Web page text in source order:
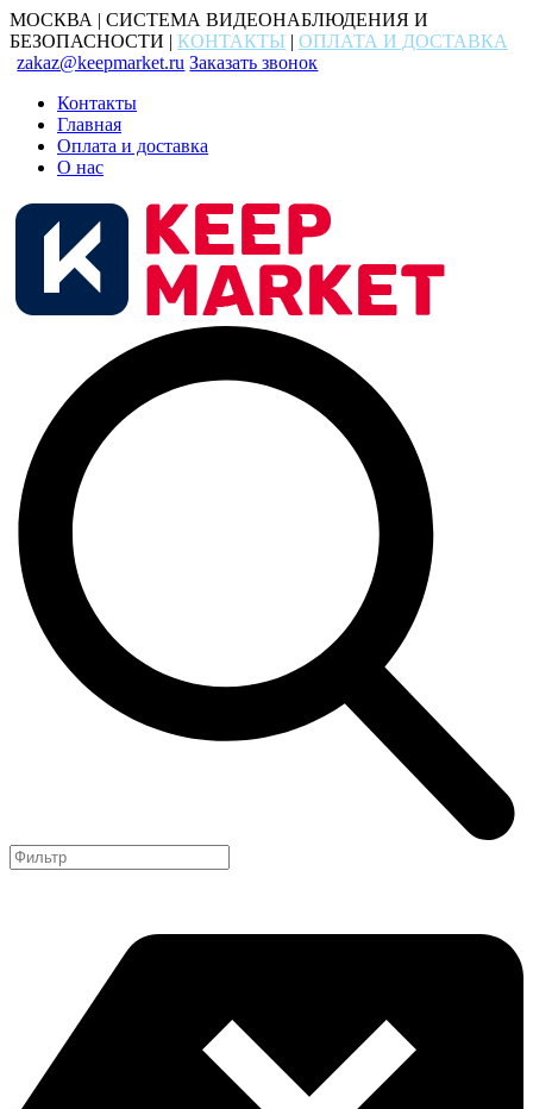
МОСКВА | СИСТЕМА ВИДЕОНАБЛЮДЕНИЯ И
БЕЗОПАСНОСТИ | КОНТАКТЫ | ОПЛАТА И ДОСТАВКА
zakaz@keepmarket.ru Заказать звонок
Контакты
Главная
Оплата и доставка
О нас